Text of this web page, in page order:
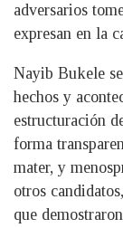
adversarios
expresan en la
Nayib Bukele
hechos y
estructuración
forma
mater, y
otros
que